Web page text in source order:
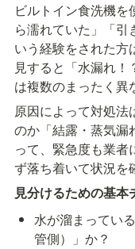
ビルトイン食洗機
ら濡れていた」「引
いう経験をされた方
見すると「水漏れ
は複数のまったく異
原因によって対処法
のか「結露・蒸気漏
って、緊急度も業者
ず落ち着いて状況を
見分けるための基本
水が溜まってい
管側）」か？